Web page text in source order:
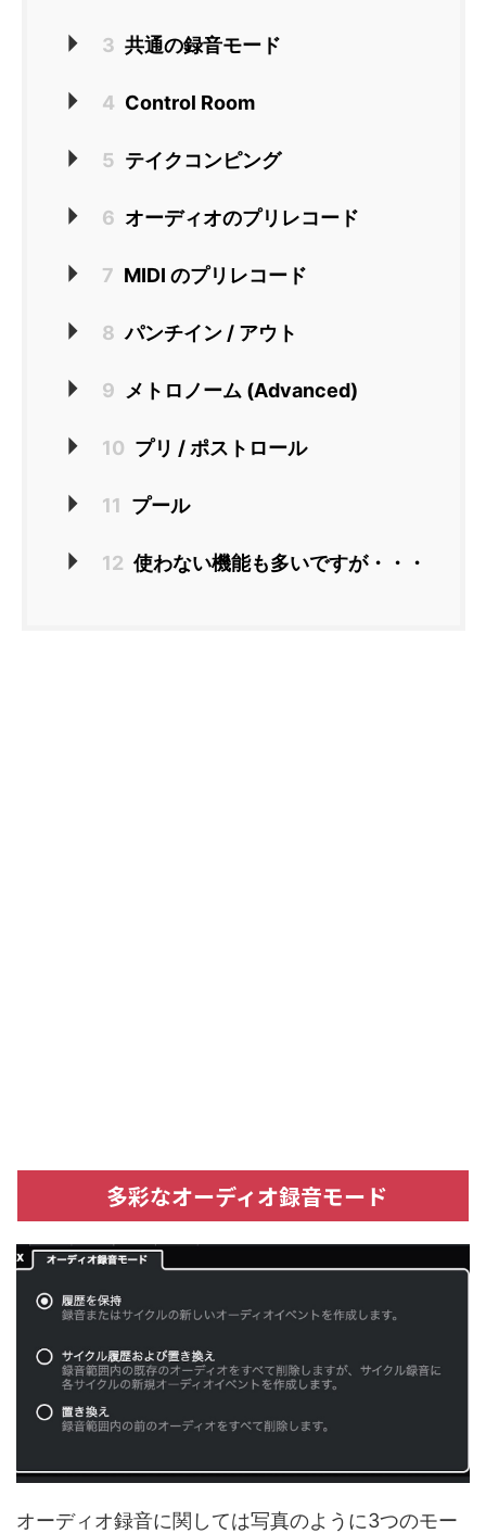
3 共通の録音モード
4 Control Room
5 テイクコンピング
6 オーディオのプリレコード
7 MIDI のプリレコード
8 パンチイン / アウト
9 メトロノーム (Advanced)
10 プリ / ポストロール
11 プール
12 使わない機能も多いですが・・・
多彩なオーディオ録音モード
オーディオ録音に関しては写真のように3つのモー